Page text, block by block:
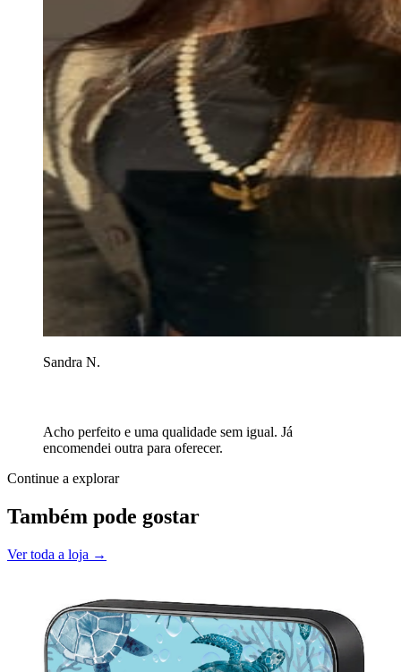
Sandra N.
Acho perfeito e uma qualidade sem igual. Já
encomendei outra para oferecer.
Continue a explorar
Também pode gostar
Ver toda a loja →